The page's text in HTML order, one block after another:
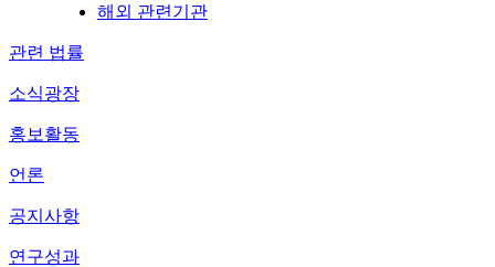
해외 관련기관
관련 법률
소식광장
홍보활동
언론
공지사항
연구성과